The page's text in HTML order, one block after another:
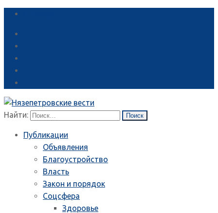
Найти:
Публикации
Объявления
Благоустройство
Власть
Закон и порядок
Соцсфера
Здоровье